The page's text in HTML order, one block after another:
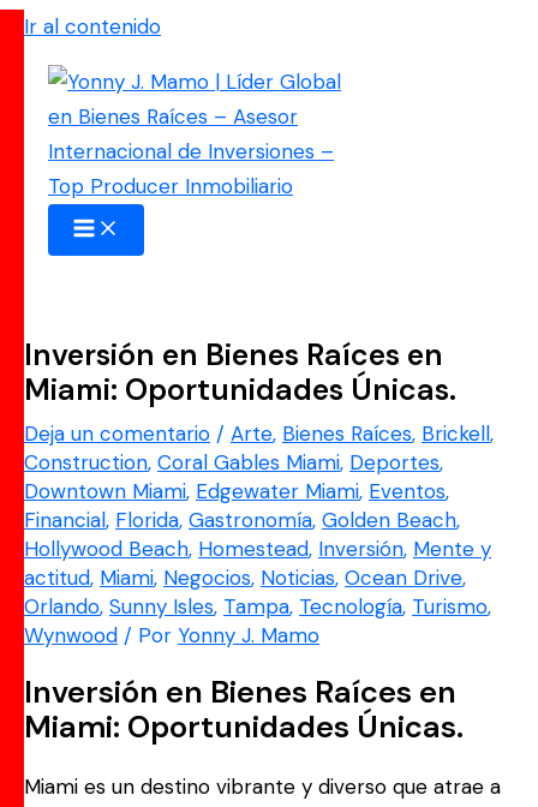
Ir al contenido
Inversión en Bienes Raíces en
Miami: Oportunidades Únicas.
Deja un comentario / Arte, Bienes Raíces, Brickell,
Construction, Coral Gables Miami, Deportes,
Downtown Miami, Edgewater Miami, Eventos,
Financial, Florida, Gastronomía, Golden Beach,
Hollywood Beach, Homestead, Inversión, Mente y
actitud, Miami, Negocios, Noticias, Ocean Drive,
Orlando, Sunny Isles, Tampa, Tecnología, Turismo,
Wynwood / Por Yonny J. Mamo
Inversión en Bienes Raíces en
Miami: Oportunidades Únicas.
Miami es un destino vibrante y diverso que atrae a